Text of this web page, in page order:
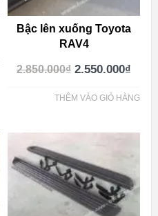
Bậc lên xuống Toyota
RAV4
2.850.000₫ 2.550.000₫
THÊM VÀO GIỎ HÀNG